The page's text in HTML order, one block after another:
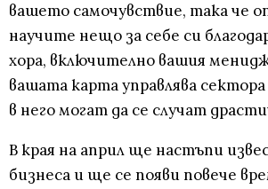
вашето самочувствие, така че
научите нещо за себе си
хора, включително вашия
вашата карта управлява
в него могат да се случат
В края на април ще настъпи
бизнеса и ще се появи повече